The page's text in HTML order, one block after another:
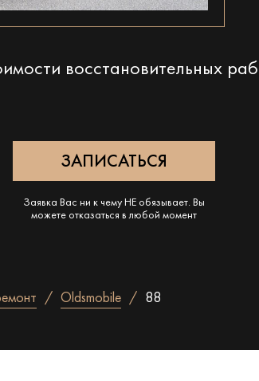
восстановительных
Заявка Вас ни к чему НЕ обязывает. Вы
можете отказаться в любой момент
Oldsmobile 88